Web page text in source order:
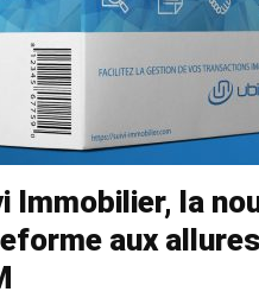
Immobilier, la
aux